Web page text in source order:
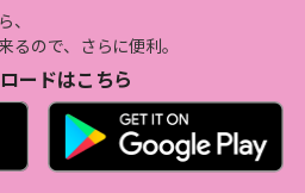
、
るので、さらに便利。
ードはこちら